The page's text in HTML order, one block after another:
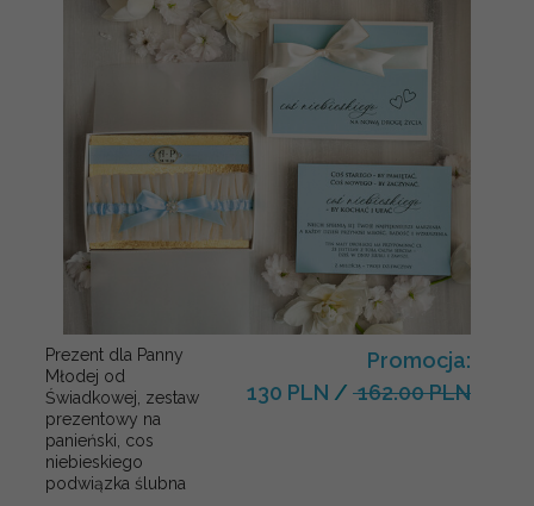
Prezent dla Panny
Młodej od
Świadkowej, zestaw
prezentowy na
panieński, cos
niebieskiego
podwiązka ślubna
Promocja:
130 PLN / 162.00 PLN